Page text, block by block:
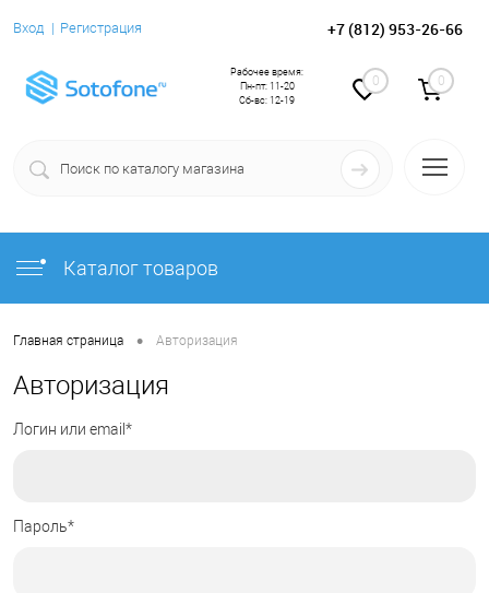
Вход Регистрация +7 (812) 953-26-66
0 0
Рабочее время:
Пн-пт: 11-20
Сб-вс: 12-19
Каталог товаров
Главная страница • Авторизация
Авторизация
Логин или email*
Пароль*